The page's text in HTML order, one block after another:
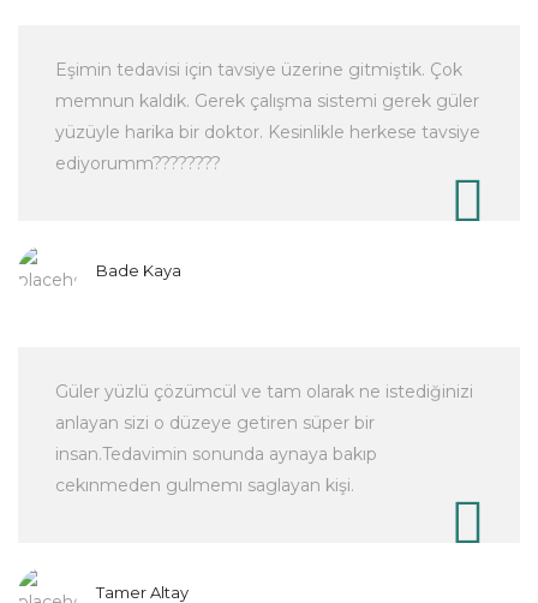
Eşimin tedavisi için tavsiye üzerine gitmiştik. Çok
memnun kaldık. Gerek çalışma sistemi gerek güler
yüzüyle harika bir doktor. Kesinlikle herkese tavsiye
ediyorumm????????
Bade Kaya
Güler yüzlü çözümcül ve tam olarak ne istediğinizi
anlayan sizi o düzeye getiren süper bir
insan.Tedavimin sonunda aynaya bakıp
cekınmeden gulmemı saglayan kişi.
Tamer Altay